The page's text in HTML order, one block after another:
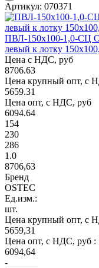
Артикул: 070371
ПВЛ-150х100-1,0-СЦ
левый к лотку
Цена с НДС, руб
8706.63
Цена крупный опт, с
5659.31
Цена опт, с НДС, руб
6094.64
154
230
286
1.0
8706,63
Бренд
OSTEC
Ед.изм.:
шт.
Цена крупный опт, с
5659,31
Цена опт, с НДС, руб :
6094,64
-